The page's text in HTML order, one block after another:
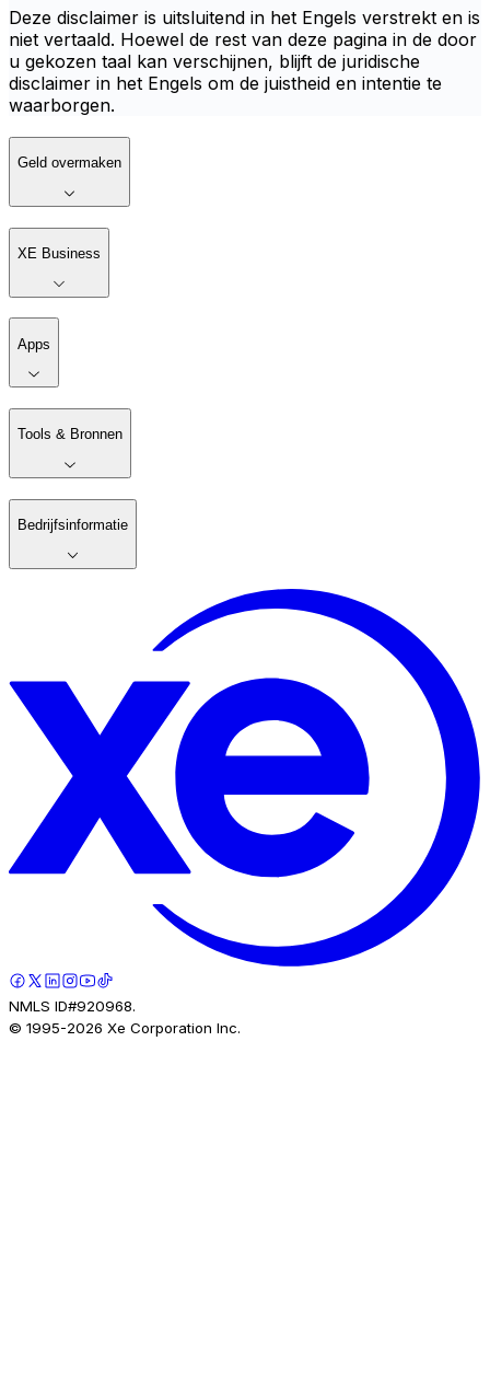
Deze disclaimer is uitsluitend in het Engels verstrekt en is
niet vertaald. Hoewel de rest van deze pagina in de door
u gekozen taal kan verschijnen, blijft de juridische
disclaimer in het Engels om de juistheid en intentie te
waarborgen.
Geld overmaken
XE Business
Apps
Tools & Bronnen
Bedrijfsinformatie
NMLS ID#920968.
© 1995-2026 Xe Corporation Inc.